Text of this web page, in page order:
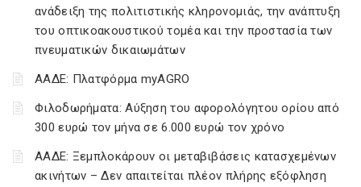
ανάδειξη της πολιτιστικής κληρονομιάς, την ανάπτυξη
του οπτικοακουστικού τομέα και την προστασία των
πνευματικών δικαιωμάτων
ΑΑΔΕ: Πλατφόρμα myAGRO
Φιλοδωρήματα: Αύξηση του αφορολόγητου ορίου από
300 ευρώ τον μήνα σε 6.000 ευρώ τον χρόνο
ΑΑΔΕ: Ξεμπλοκάρουν οι μεταβιβάσεις κατασχεμένων
ακινήτων – Δεν απαιτείται πλέον πλήρης εξόφληση